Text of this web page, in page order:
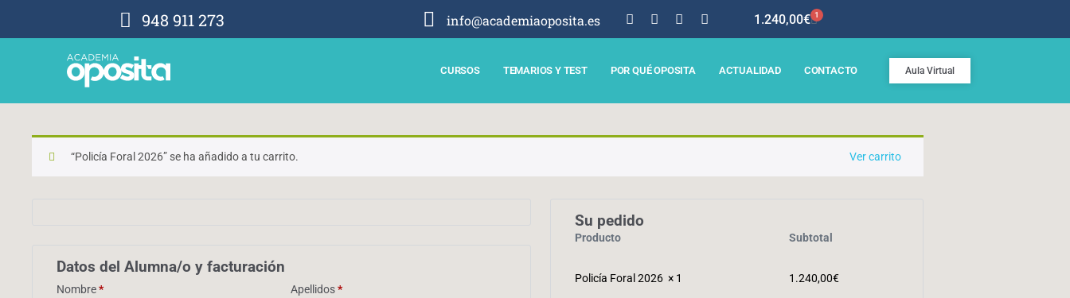
948 911 273 info@academiaoposita.es 1.240,00€ 1
CURSOS TEMARIOS Y TEST POR QUÉ OPOSITA ACTUALIDAD CONTACTO Aula Virtual
“Policía Foral 2026” se ha añadido a tu carrito. Ver carrito
Datos del Alumna/o y facturación
Nombre* Apellidos*
Su pedido
Producto Subtotal
Policía Foral 2026× 1 1.240,00€